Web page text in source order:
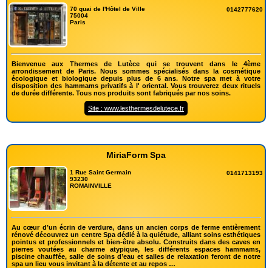
70 quai de l'Hôtel de Ville
75004
Paris
0142777620
Bienvenue aux Thermes de Lutèce qui se trouvent dans le 4ème
arrondissement de Paris. Nous sommes spécialisés dans la cosmétique
écologique et biologique depuis plus de 6 ans. Notre spa met à votre
disposition des hammams privatifs à l' oriental. Vous trouverez deux rituels
de durée différente. Tous nos produits sont fabriqués par nos soins.
Site : www.lesthermesdelutece.fr
MiriaForm Spa
1 Rue Saint Germain
93230
ROMAINVILLE
0141713193
Au cœur d’un écrin de verdure, dans un ancien corps de ferme entièrement
rénové découvrez un centre Spa dédié à la quiétude, alliant soins esthétiques
pointus et professionnels et bien-être absolu. Construits dans des caves en
pierres voutées au charme atypique, les différents espaces hammams,
piscine chauffée, salle de soins d’eau et salles de relaxation feront de notre
spa un lieu vous invitant à la détente et au repos …